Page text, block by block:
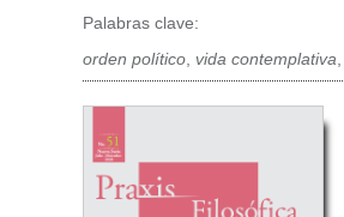
Palabras clave:
orden político, vida contemplativa,
Barra lateral del artículo